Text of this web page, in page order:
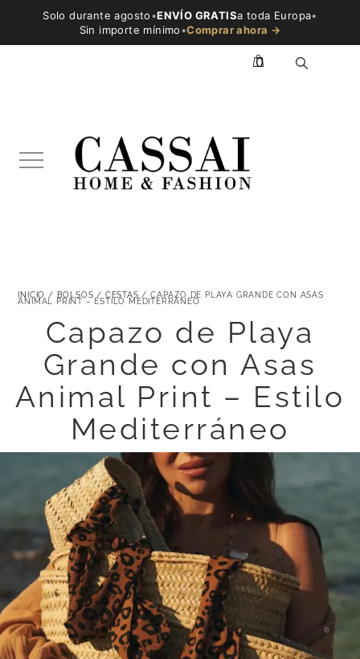
Solo durante agosto•ENVÍO GRATISa toda Europa•
Sin importe mínimo•Comprar ahora →
0
INICIO / BOLSOS / CESTAS / CAPAZO DE PLAYA GRANDE CON ASAS
ANIMAL PRINT – ESTILO MEDITERRÁNEO
Capazo de Playa
Grande con Asas
Animal Print – Estilo
Mediterráneo